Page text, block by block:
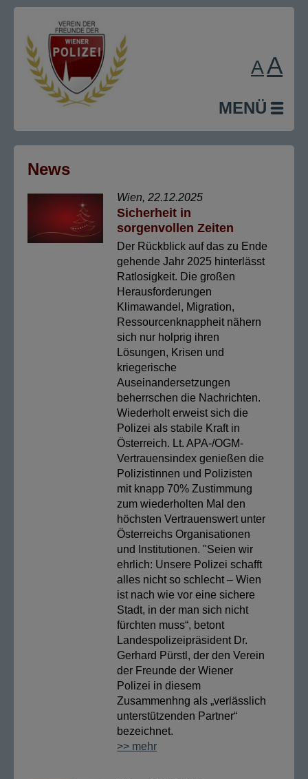
MENÜ
AA
News
Wien, 22.12.2025
Sicherheit in
sorgenvollen Zeiten
Der Rückblick auf das zu Ende
gehende Jahr 2025 hinterlässt
Ratlosigkeit. Die großen
Herausforderungen
Klimawandel, Migration,
Ressourcenknappheit nähern
sich nur holprig ihren
Lösungen, Krisen und
kriegerische
Auseinandersetzungen
beherrschen die Nachrichten.
Wiederholt erweist sich die
Polizei als stabile Kraft in
Österreich. Lt. APA-/OGM-
Vertrauensindex genießen die
Polizistinnen und Polizisten
mit knapp 70% Zustimmung
zum wiederholten Mal den
höchsten Vertrauenswert unter
Österreichs Organisationen
und Institutionen. "Seien wir
ehrlich: Unsere Polizei schafft
alles nicht so schlecht – Wien
ist nach wie vor eine sichere
Stadt, in der man sich nicht
fürchten muss“, betont
Landespolizeipräsident Dr.
Gerhard Pürstl, der den Verein
der Freunde der Wiener
Polizei in diesem
Zusammenhng als „verlässlich
unterstützenden Partner“
bezeichnet.
>> mehr